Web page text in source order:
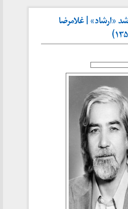
شد «ارشاد» | غلامرضا